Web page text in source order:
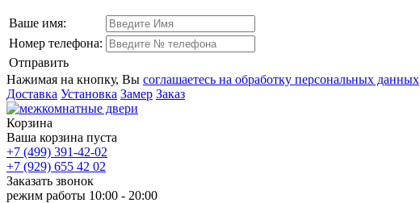
Ваше имя:
Номер телефона:
Отправить
Нажимая на кнопку, Вы соглашаетесь на обработку персональных данных
Доставка Установка Замер Заказ
Корзина
Ваша корзина пуста
+7 (499) 391-42-02
+7 (929) 655 42 02
Заказать звонок
режим работы 10:00 - 20:00